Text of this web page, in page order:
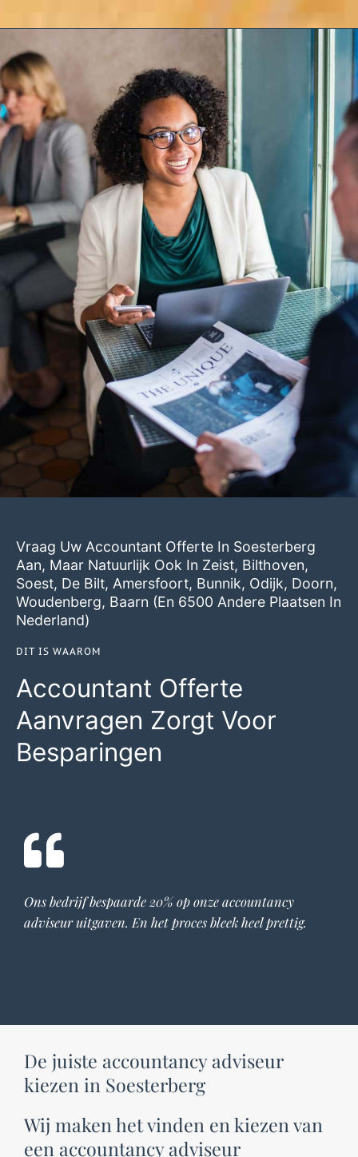
Vraag Uw Accountant Offerte In Soesterberg
Aan, Maar Natuurlijk Ook In Zeist, Bilthoven,
Soest, De Bilt, Amersfoort, Bunnik, Odijk, Doorn,
Woudenberg, Baarn (en 6500 Andere Plaatsen In
Nederland)
DIT IS WAAROM
Accountant Offerte
Aanvragen Zorgt Voor
Besparingen
Ons bedrijf bespaarde 20% op onzeaccountancy
adviseuruitgaven. En het proces bleek heel prettig.
De juiste accountancy adviseur
kiezen in Soesterberg
Wij maken het vinden en kiezen van
een accountancy adviseur